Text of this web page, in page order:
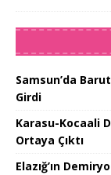
Samsun’da
Girdi
Karasu-Kocaali
Ortaya Çıktı
Elazığ’ın